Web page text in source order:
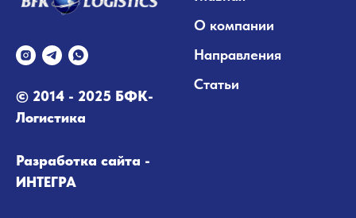
© 2014 - 2025 БФК-
Логистика
Разработка сайта -
ИНТЕГРА
О компании
Направления
Статьи